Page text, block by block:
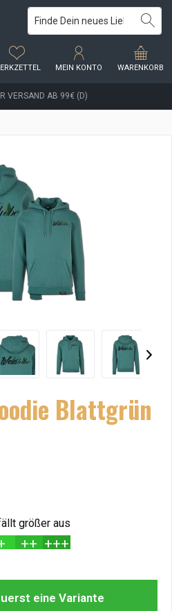
VERSAND AB 99€ (D)
WARENKORB
MEIN KONTO
Blattgrün
größer aus
++ +++
eine Variante